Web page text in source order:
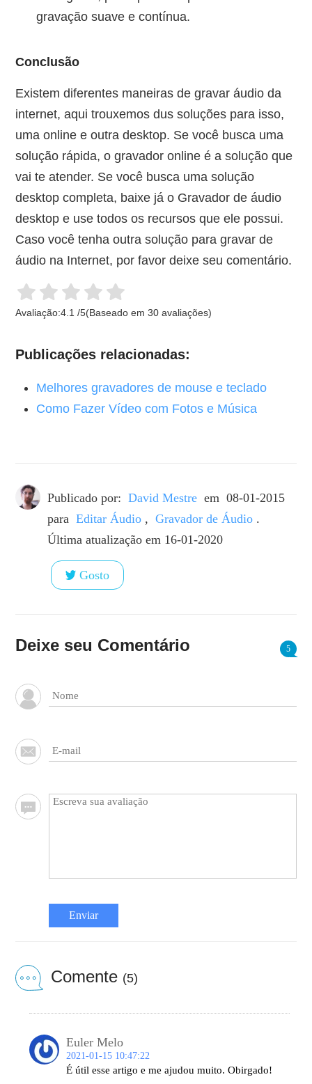
gravação suave e contínua.
Conclusão
Existem diferentes maneiras de gravar áudio da
internet, aqui trouxemos dus soluções para isso,
uma online e outra desktop. Se você busca uma
solução rápida, o gravador online é a solução que
vai te atender. Se você busca uma solução
desktop completa, baixe já o Gravador de áudio
desktop e use todos os recursos que ele possui.
Caso você tenha outra solução para gravar de
áudio na Internet, por favor deixe seu comentário.
Avaliação:4.1 /5(Baseado em30 avaliações)
Publicações relacionadas:
Melhores gravadores de mouse e teclado
Como Fazer Vídeo com Fotos e Música
Publicado por: David Mestre em 08-01-2015
para Editar Áudio , Gravador de Áudio .
Última atualização em 16-01-2020
Gosto
Deixe seu Comentário 5
Enviar
Comente (5)
Euler Melo
2021-01-15 10:47:22
É útil esse artigo e me ajudou muito. Obirgado!